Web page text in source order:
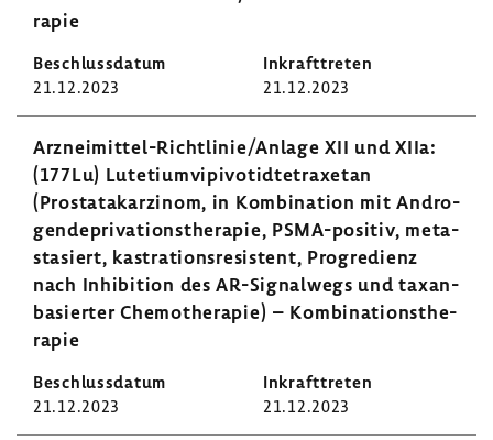
rapie
21.12.2023 21.12.2023
Arzneimittel-​Richtlinie/Anlage XII und XIIa:
(177Lu) Lute­ti­um­vi­pi­vo­tid­te­tra­xetan
(Prostata­kar­zinom, in Kombi­na­tion mit Andro­
gen­de­pri­va­ti­ons­the­rapie, PSMA-​positiv, meta­
stasiert, kastra­ti­ons­re­sis­tent, Progre­dienz
nach Inhi­bi­tion des AR-​Signalwegs und taxan­
ba­sierter Chemo­the­rapie) – Kombi­na­ti­ons­the­
rapie
21.12.2023 21.12.2023